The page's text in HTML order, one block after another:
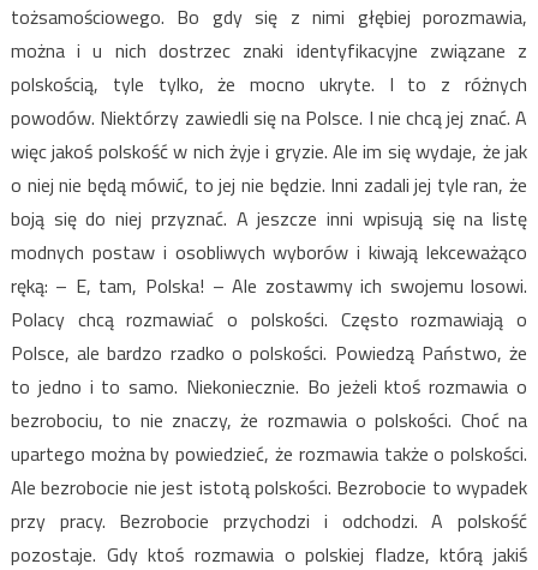
tożsamościowego. Bo gdy się z nimi głębiej porozmawia,
można i u nich dostrzec znaki identyfikacyjne związane z
polskością, tyle tylko, że mocno ukryte. I to z różnych
powodów. Niektórzy zawiedli się na Polsce. I nie chcą jej znać. A
więc jakoś polskość w nich żyje i gryzie. Ale im się wydaje, że jak
o niej nie będą mówić, to jej nie będzie. Inni zadali jej tyle ran, że
boją się do niej przyznać. A jeszcze inni wpisują się na listę
modnych postaw i osobliwych wyborów i kiwają lekceważąco
ręką: – E, tam, Polska! – Ale zostawmy ich swojemu losowi.
Polacy chcą rozmawiać o polskości. Często rozmawiają o
Polsce, ale bardzo rzadko o polskości. Powiedzą Państwo, że
to jedno i to samo. Niekoniecznie. Bo jeżeli ktoś rozmawia o
bezrobociu, to nie znaczy, że rozmawia o polskości. Choć na
upartego można by powiedzieć, że rozmawia także o polskości.
Ale bezrobocie nie jest istotą polskości. Bezrobocie to wypadek
przy pracy. Bezrobocie przychodzi i odchodzi. A polskość
pozostaje. Gdy ktoś rozmawia o polskiej fladze, którą jakiś